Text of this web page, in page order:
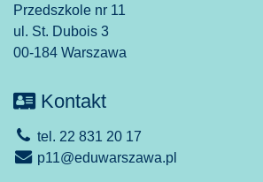
Przedszkole nr 11
ul. St. Dubois 3
00-184 Warszawa
Kontakt
tel. 22 831 20 17
p11@eduwarszawa.pl